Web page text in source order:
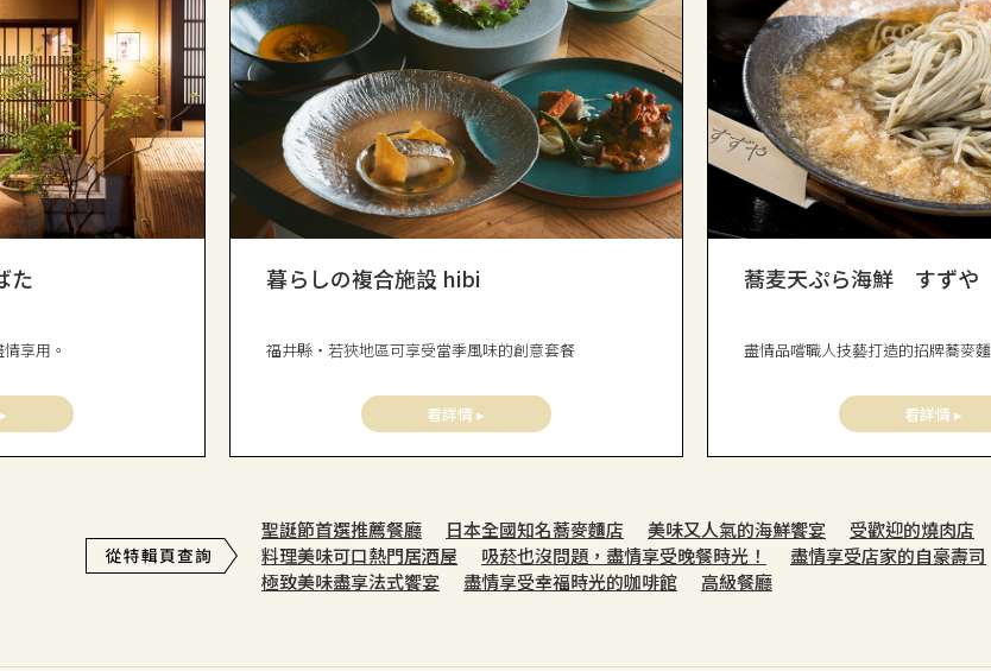
た
享用。
暮らしの複合施設 hibi
福井縣・若狹地區可享受當季風味的創意套餐
看詳情 ▸
蕎麦天ぷら海鮮 すずや
盡情品嚐職人技藝打造的招牌蕎麥麵
看詳情 ▸
聖誕節首選推薦餐廳 日本全國知名蕎麥麵店 美味又人氣的海鮮饗宴 受歡迎的燒肉店
料理美味可口熱門居酒屋
吸菸也沒問題，盡情享受晚餐時光！ 盡情享受店家的自豪壽司
極致美味盡享法式饗宴
盡情享受幸福時光的咖啡館 高級餐廳